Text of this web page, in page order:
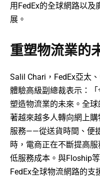
用FedEx的全球網路以
展。
重塑物流業的
Salil Chari，FedEx亞太
體驗高級副總裁表示：
塑造物流業的未來。全
著越來越多人轉向網上
服務——從送貨時間、便
時，電商正在不斷提高
低服務成本。與Floship
FedEx全球物流網路的支